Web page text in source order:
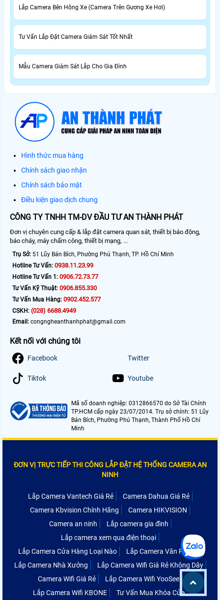
Lắp Camera Bên Hông Xe (Camera Trên Gương Xe Hơi)
Tư Vấn Lắp Đặt Camera Giám Sát Tốt Nhất
Mẫu Camera Giám Sát Lắp Cho Gia Đình
Hình thức mua hàng
Chính sách giao nhận
Chính sách bảo mật
Điều kiện giao dịch chung
CÔNG TY TNHH TM-DV ĐẦU TƯ AN THÀNH PHÁT
Đơn vị chuyên cung cấp & lắp đặt camera quan sát, thiết bị báo động,
báo cháy, máy chấm công, thiết bị mạng, ...
Trụ Sở: 51 Lũy Bán Bích, Phường Phú Thạnh, TP. Hồ Chí Minh
Hotline Tư Vấn: 0938.11.23.99
Hotline Tư Vấn 1: 0906.72.73.77
Tư Vấn Kỹ Thuật: 0906.855.330
Tư Vấn Mua Hàng: 0902.452.577
CSKH: (028) 6688.4949
Email: congngheanthanhphat@gmail.com
Kết nối với chúng tôi
Facebook Twitter
Tiktok Youtube
Mã số doanh nghiệp: 0312866570 do Sở Tài Chính
TP.HCM cấp ngày 23/07/2014. Trụ sở chính: 51 Lũy
Bán Bích, Phường Phú Thạnh, Thành Phố Hồ Chí
Minh
ĐƠN VỊ TRỰC TIẾP THI CÔNG LẮP ĐẶT HỆ THỐNG CAMERA AN
NINH
Lắp Camera Vantech Giá Rẻ
Camera Dahua Giá Rẻ
Camera Kbvision Chính Hãng
Camera HIKVISION
Camera an ninh
Lắp camera gia đình
Lắp camera xem qua điện thoại
Lắp Camera Cửa Hàng Loại Nào
Lắp Camera Văn Phòng
Lắp Camera Nhà Xưởng
Lắp Camera Wifi Giá Rẻ Không Dây
Camera Wifi Giá Rẻ
Lắp Camera Wifi YooSee
Lắp Camera Wifi KBONE
Tư Vấn Mua Khóa Cửa